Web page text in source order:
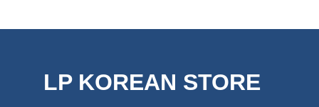
LP KOREAN STORE